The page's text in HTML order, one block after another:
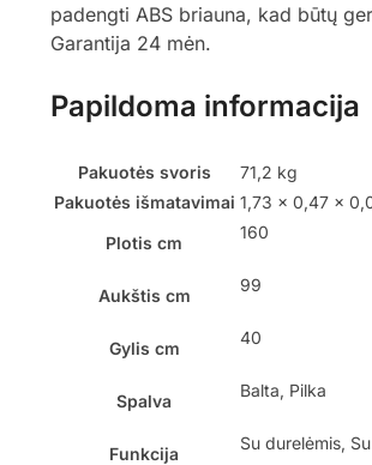
padengti ABS briauna, kad būtų
Garantija 24 mėn.
Papildoma informacija
Pakuotės svoris
71,2 kg
Pakuotės išmatavimai 1,73 × 0,47 ×
Plotis cm
160
Aukštis cm
99
Gylis cm
40
Spalva
Balta, Pilka
Funkcija
Su durelėmis,